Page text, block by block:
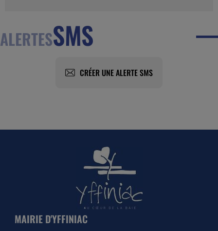
ALERTESSMS
CRÉER UNE ALERTE SMS
MAIRIE D'YFFINIAC